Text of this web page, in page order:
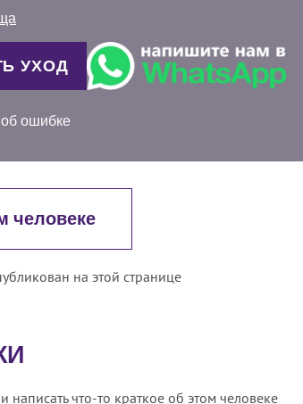
УХОД
ошибке
человеке
на этой странице
что-то краткое об этом человеке